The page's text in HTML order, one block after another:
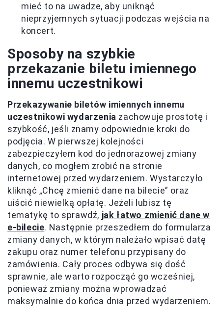
mieć to na uwadze, aby uniknąć
nieprzyjemnych sytuacji podczas wejścia na
koncert.
Sposoby na szybkie
przekazanie biletu imiennego
innemu uczestnikowi
Przekazywanie biletów imiennych innemu
uczestnikowi wydarzenia zachowuje prostotę i
szybkość, jeśli znamy odpowiednie kroki do
podjęcia. W pierwszej kolejności
zabezpieczyłem kod do jednorazowej zmiany
danych, co mogłem zrobić na stronie
internetowej przed wydarzeniem. Wystarczyło
kliknąć „Chcę zmienić dane na bilecie” oraz
uiścić niewielką opłatę. Jeżeli lubisz tę
tematykę to sprawdź, jak łatwo zmienić dane w
e-bilecie. Następnie przeszedłem do formularza
zmiany danych, w którym należało wpisać datę
zakupu oraz numer telefonu przypisany do
zamówienia. Cały proces odbywa się dość
sprawnie, ale warto rozpocząć go wcześniej,
ponieważ zmiany można wprowadzać
maksymalnie do końca dnia przed wydarzeniem.